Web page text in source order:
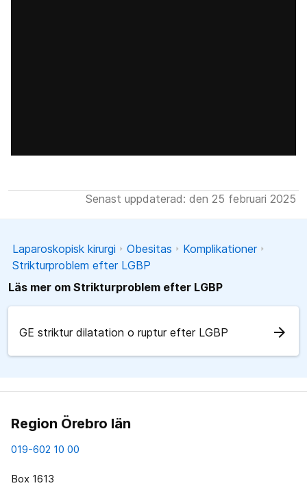
Senast uppdaterad: den 25 februari 2025
Laparoskopisk kirurgi Obesitas
Komplikationer
Strikturproblem efter LGBP
Läs mer om Strikturproblem efter LGBP
GE striktur dilatation o ruptur efter LGBP arrow_forward
Region Örebro län
019-602 10 00
Box 1613